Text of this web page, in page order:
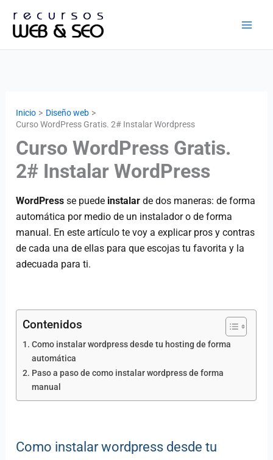
Inicio
Diseño web
Curso WordPress Gratis. 2# Instalar Wordpress
Curso WordPress Gratis.
2# Instalar WordPress
WordPress se puede instalar de dos maneras: de forma
automática por medio de un instalador o de forma
manual. En este artículo te voy a explicar pros y contras
de cada una de ellas para que escojas tu favorita y la
adecuada para ti.
Contenidos
Como instalar wordpress desde tu hosting de forma
automática
Paso a paso de como instalar wordpress de forma
manual
Como instalar wordpress desde tu